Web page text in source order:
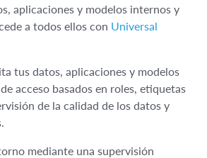
aplicaciones y modelos internos y
a todos ellos con Universal
tus datos, aplicaciones y modelos
acceso basados en roles, etiquetas
de la calidad de los datos y
mediante una supervisión